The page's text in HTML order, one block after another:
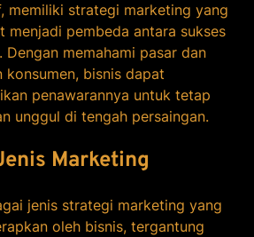
memiliki strategi marketing yang
menjadi pembeda antara sukses
Dengan memahami pasar dan
konsumen, bisnis dapat
penawarannya untuk tetap
unggul di tengah persaingan.
Marketing
jenis strategi marketing yang
oleh bisnis, tergantung